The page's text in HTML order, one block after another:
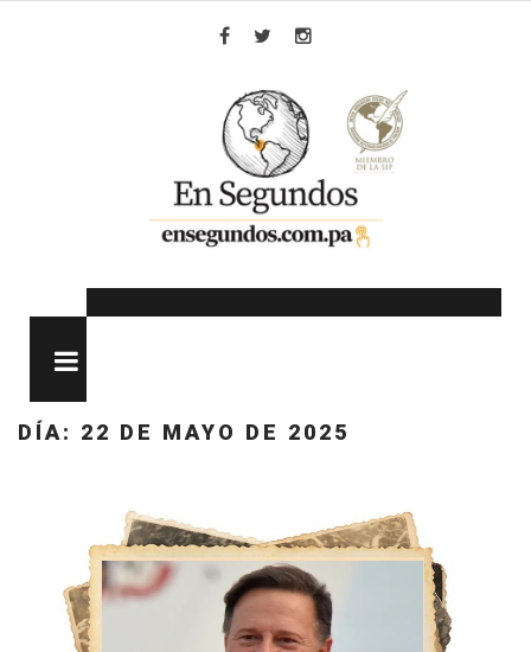
DÍA: 22 DE MAYO DE 2025